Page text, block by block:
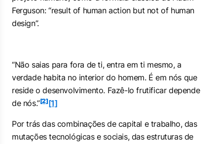
Ferguson: “result of human action but not of human
design”.
“Não saias para fora de ti, entra em ti mesmo, a
verdade habita no interior do homem. É em nós que
reside o desenvolvimento. Fazê-lo frutificar depende
de nós.”[2][1]
Por trás das combinações de capital e trabalho, das
mutações tecnológicas e sociais, das estruturas de